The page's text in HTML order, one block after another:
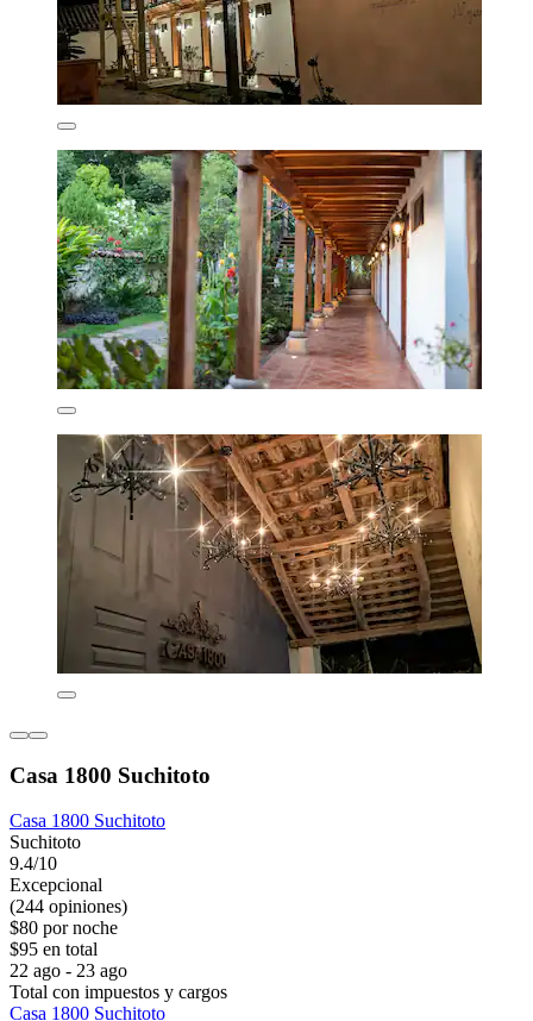
Casa 1800 Suchitoto
Casa 1800 Suchitoto
Suchitoto
9.4/10
Excepcional
(244 opiniones)
$80 por noche
$95 en total
22 ago - 23 ago
Total con impuestos y cargos
Casa 1800 Suchitoto